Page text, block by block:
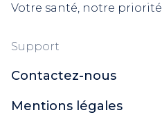
Votre santé, notre priorité
Support
Contactez-nous
Mentions légales